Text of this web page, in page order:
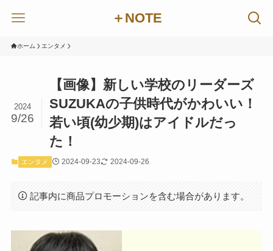
＋NOTE
ホーム エンタメ
【画像】新しい学校のリーダーズ
SUZUKAの子供時代がかわいい！
若い頃(幼少期)はアイドルだっ
た！
2024
9/26
エンタメ 2024-09-23 2024-09-26
記事内に商品プロモーションを含む場合があります。